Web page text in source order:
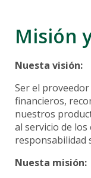
Cuenta para menores
Cuentas Corrientes
Promociones
Firma Digital
Monibyte
Servicios
Convertidor SINPE-
Paganet
Poket
Financiamiento
Inversiones
Cuentas Bancarias
LAFISE Portfolio
Planificador
Fideicomiso
Acceso en Línea
Seguros
FZT
Bienes Adjudicados
Propiedades
Vehiculos
Misión
Nuesta visión:
Ser el
financieros,
nuestros
al servicio de
responsabilidad
Nuesta misión: